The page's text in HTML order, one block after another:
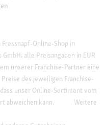
Online-Shop in
alle Preisangaben in EUR
unserer Franchise-Partner eine
des jeweiligen Franchise-
unser Online-Sortiment vom
abweichen kann.
Weitere